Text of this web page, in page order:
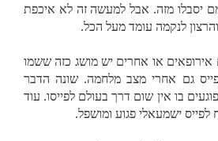
יסבלו מזה. אבל למעשה זה לא איכפת
לנקמה עומד מעל הכל.
או אחרים יש מושג כזה ששמו
גם אחרי מצב מלחמה. שונה הדבר
בו אין שום דרך בעולם לפייסו. עוד
ישמעאלי פגוע ומושפל.